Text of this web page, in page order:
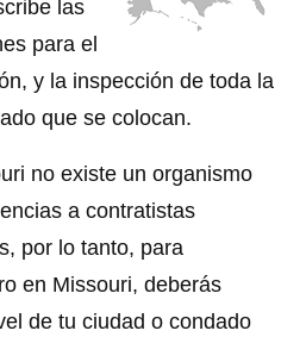
las
para el
y la inspección de toda la
que se colocan.
no existe un organismo
a contratistas
por lo tanto, para
en Missouri, deberás
de tu ciudad o condado